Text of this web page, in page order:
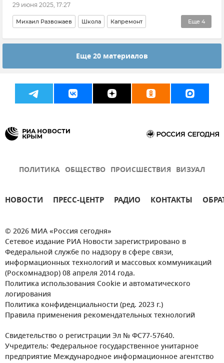
29 июня 2025, 17:27
Еще 4
Михаил Развожаев Школа Капремонт
Капремонт школ Нацпроекты в Севастополе
Национальный проект "Молодежь и дети"
Еще 20 материалов
ПОЛИТИКА ОБЩЕСТВО ПРОИСШЕСТВИЯ ВИЗУАЛ
НОВОСТИ ПРЕСС-ЦЕНТР РАДИО КОНТАКТЫ
© 2026 МИА «Россия сегодня»
Сетевое издание РИА Новости зарегистрировано в
Федеральной службе по надзору в сфере связи,
информационных технологий и массовых коммуникаций
(Роскомнадзор) 08 апреля 2014 года.
Политика использования Cookie и автоматического
логирования
Политика конфиденциальности (ред. 2023 г.)
Правила применения рекомендательных технологий
Свидетельство о регистрации Эл № ФС77-57640.
Учредитель: Федеральное государственное унитарное
предприятие Международное информационное агентство